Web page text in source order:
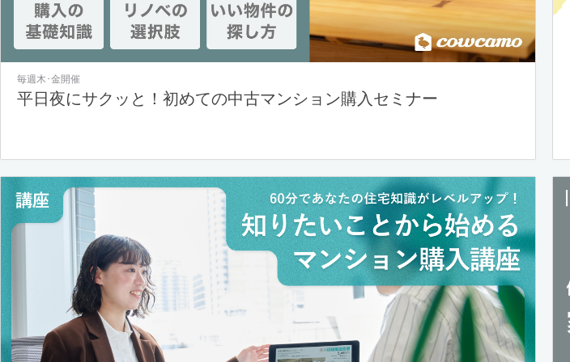
毎週木･金開催
平日夜にサクッと！初めての中古マンション購入セミナー